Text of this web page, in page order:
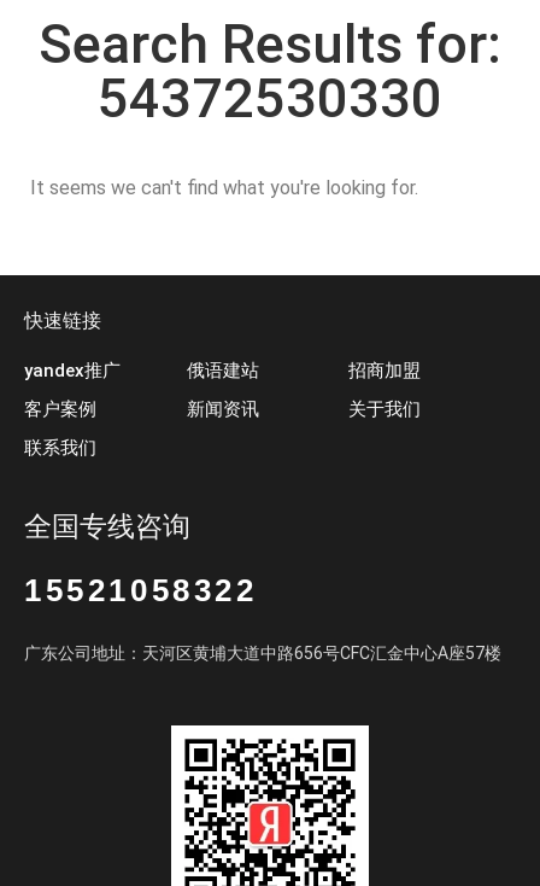
Search Results for:
54372530330
It seems we can't find what you're looking for.
快速链接
yandex推广
客户案例
联系我们
俄语建站
新闻资讯
招商加盟
关于我们
全国专线咨询
15521058322
广东公司地址：天河区黄埔大道中路656号CFC汇金中心A座57楼